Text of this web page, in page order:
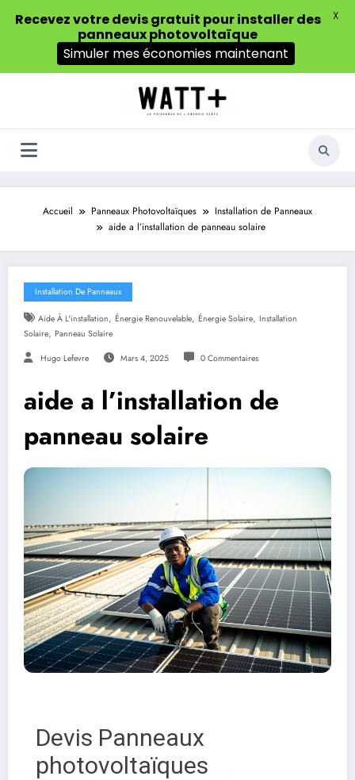
Accueil Panneaux Photovoltaïques
Installation de Panneaux
aide a l’installation de panneau solaire
Installation De Panneaux
Aide À L'installation, Énergie Renouvelable, Énergie Solaire, Installation
Solaire, Panneau Solaire
Hugo Lefevre Mars 4, 2025 0 Commentaires
aide a l’installation de
panneau solaire
Devis Panneaux
photovoltaïques
Recevez votre devis gratuit pour installer des
panneaux photovoltaïque
Simuler mes économies maintenant
X